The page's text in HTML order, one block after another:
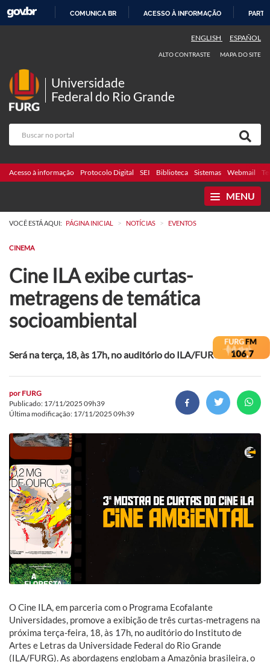
COMUNICA BR ACESSO À INFORMAÇÃO
ENGLISH ESPAÑOL
ALTO CONTRASTE MAPA DO SITE
Universidade
Federal do Rio Grande
Acesso à informação Protocolo Digital SEI Biblioteca Sistemas Webmail
MENU
VOCÊ ESTÁ AQUI: PÁGINA INICIAL > NOTÍCIAS > EVENTOS
CINEMA
Cine ILA exibe curtas-
metragens de temática
socioambiental
Será na terça, 18, às 17h, no auditório do ILA/FURG
por FURG
Publicado: 17/11/2025 09h39
Última modificação: 17/11/2025 09h39
O Cine ILA, em parceria com o Programa Ecofalante
Universidades, promove a exibição de três curtas-metragens na
próxima terça-feira, 18, às 17h, no auditório do Instituto de
Artes e Letras da Universidade Federal do Rio Grande
(ILA/FURG). As abordagens englobam a Amazônia brasileira, o